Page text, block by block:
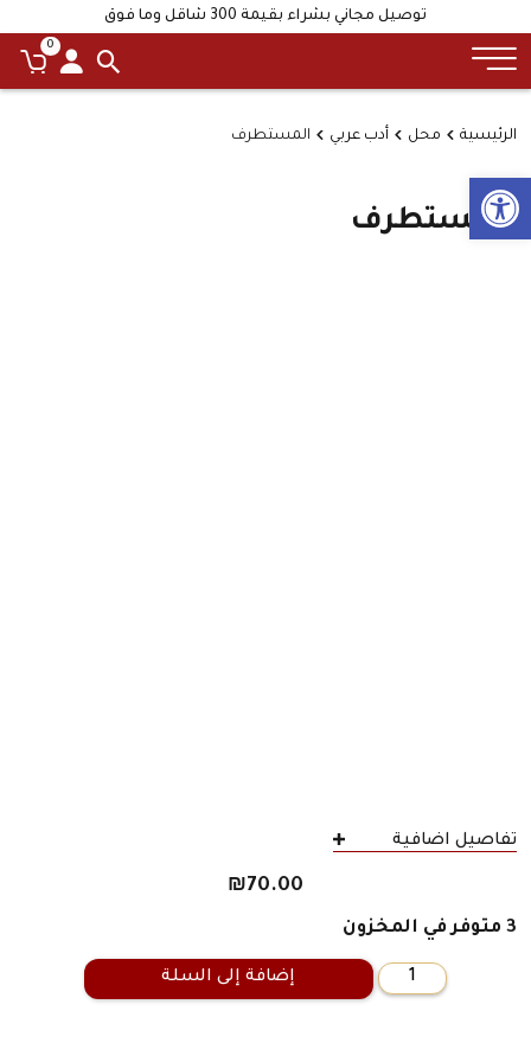
Open toolbar
توصيل مجاني بشراء بقيمة 300 شاقل وما فوق
0
الرئيسية محل أدب عربي المستطرف
المستطرف
تفاصيل اضافية
₪70.00
3 متوفر في المخزون
كمية
إضافة إلى السلة